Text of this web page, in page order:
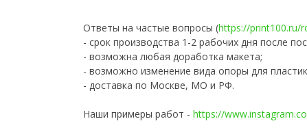
Ответы на частые вопросы (https://print100.ru/
- срок производства 1-2 рабочих дня после
- возможна любая доработка макета;
- возможно изменение вида опоры для
- доставка по Москве, МО и РФ.
Наши примеры работ - https://